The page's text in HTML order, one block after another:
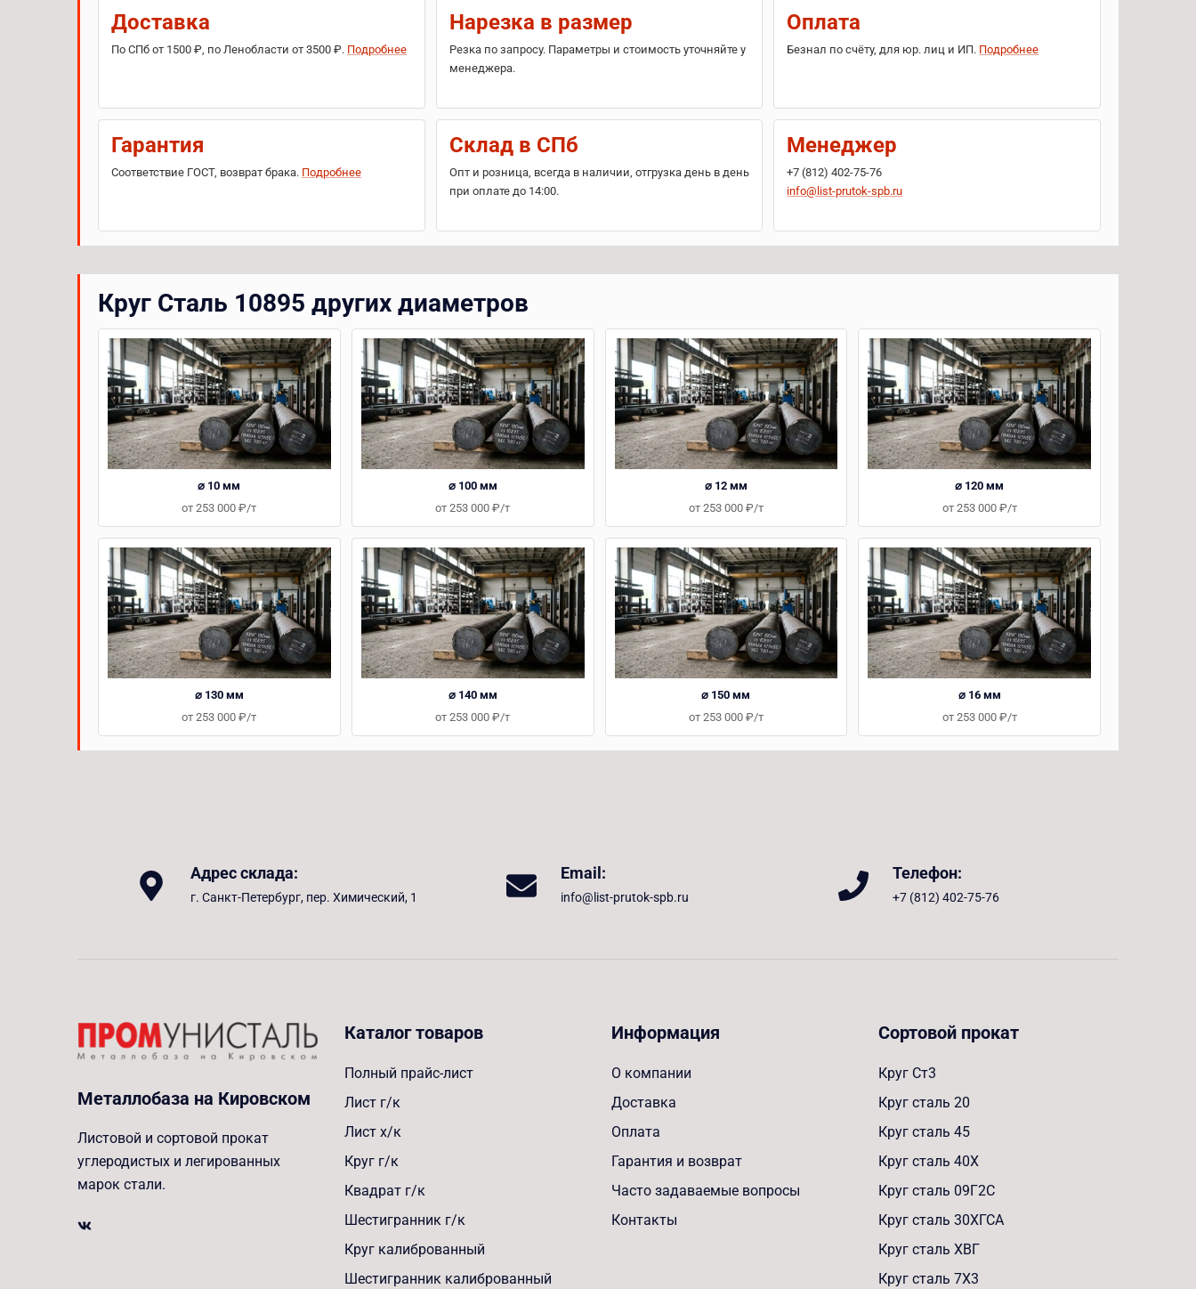
Доставка
По СПб от 1500 ₽, по Ленобласти от 3500 ₽. Подробнее
Нарезка в размер
Резка по запросу. Параметры и стоимость уточняйте у
менеджера.
Оплата
Безнал по счёту, для юр. лиц и ИП. Подробнее
Гарантия
Соответствие ГОСТ, возврат брака. Подробнее
Склад в СПб
Опт и розница, всегда в наличии, отгрузка день в день
при оплате до 14:00.
Менеджер
+7 (812) 402-75-76
info@list-prutok-spb.ru
Круг Сталь 10895 других диаметров
⌀ 10 мм
от 253 000 ₽/т
⌀ 100 мм
от 253 000 ₽/т
⌀ 12 мм
от 253 000 ₽/т
⌀ 120 мм
от 253 000 ₽/т
⌀ 130 мм
от 253 000 ₽/т
⌀ 140 мм
от 253 000 ₽/т
⌀ 150 мм
от 253 000 ₽/т
⌀ 16 мм
от 253 000 ₽/т
Адрес склада:
г. Санкт-Петербург, пер. Химический, 1
Email:
info@list-prutok-spb.ru
Телефон:
+7 (812) 402-75-76
Металлобаза на Кировском
Листовой и сортовой прокат
углеродистых и легированных
марок стали.
Каталог товаров
Полный прайс-лист
Лист г/к
Лист х/к
Круг г/к
Квадрат г/к
Шестигранник г/к
Круг калиброванный
Шестигранник калиброванный
Информация
О компании
Доставка
Оплата
Гарантия и возврат
Часто задаваемые вопросы
Контакты
Сортовой прокат
Круг Ст3
Круг сталь 20
Круг сталь 45
Круг сталь 40Х
Круг сталь 09Г2С
Круг сталь 30ХГСА
Круг сталь ХВГ
Круг сталь 7Х3